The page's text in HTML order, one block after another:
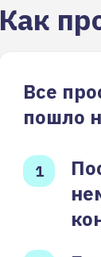
Как
Все
пошло